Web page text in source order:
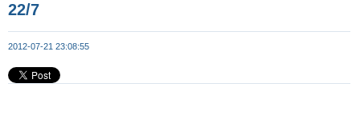
22/7
2012-07-21 23:08:55